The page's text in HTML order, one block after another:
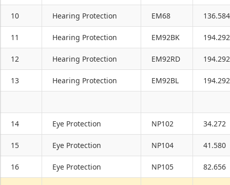
10 Hearing Protection EM68 136.584
11 Hearing Protection EM92BK 194.292
12 Hearing Protection EM92RD 194.292
13 Hearing Protection EM92BL 194.292
14 Eye Protection NP102 34.272
15 Eye Protection NP104 41.580
16 Eye Protection NP105 82.656